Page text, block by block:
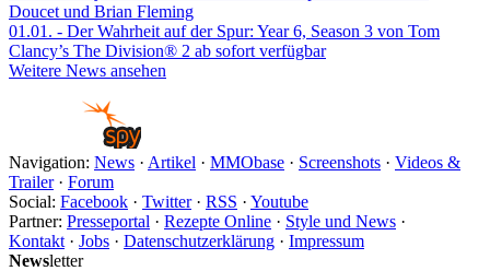
Doucet und Brian Fleming
01.01. - Der Wahrheit auf der Spur: Year 6, Season 3 von Tom
Clancy’s The Division® 2 ab sofort verfügbar
Weitere News ansehen
Navigation: News · Artikel · MMObase · Screenshots · Videos &
Trailer· Forum
Social: Facebook · Twitter· RSS · Youtube
Partner: Presseportal · Rezepte Online · Style und News ·
Kontakt · Jobs · Datenschutzerklärung · Impressum
Newsletter